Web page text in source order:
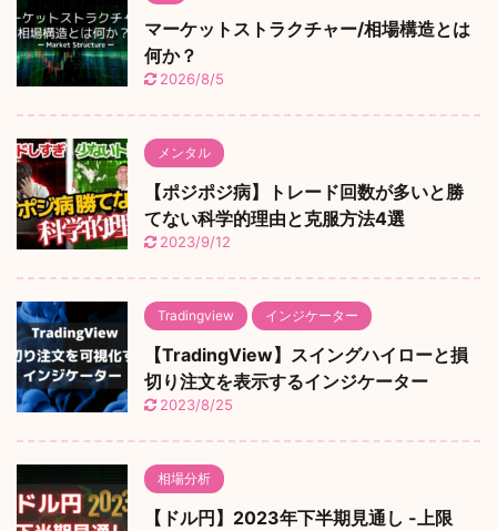
マーケットストラクチャー/相場構造とは
何か？
2026/8/5
メンタル
【ポジポジ病】トレード回数が多いと勝
てない科学的理由と克服方法4選
2023/9/12
Tradingview インジケーター
【TradingView】スイングハイローと損
切り注文を表示するインジケーター
2023/8/25
相場分析
【ドル円】2023年下半期見通し -上限